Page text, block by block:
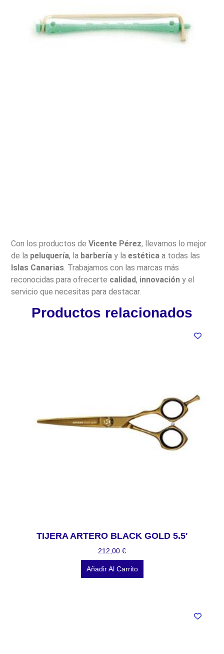
Con los productos deVicente Pérez, llevamos lo mejor
de la peluquería, la barbería y laestética a todas las
Islas Canarias. Trabajamos con las marcas más
reconocidas para ofrecerte calidad, innovación y el
servicio que necesitas para destacar.
Productos relacionados
TIJERA ARTERO BLACK GOLD 5.5′
212,00 €
Añadir Al Carrito